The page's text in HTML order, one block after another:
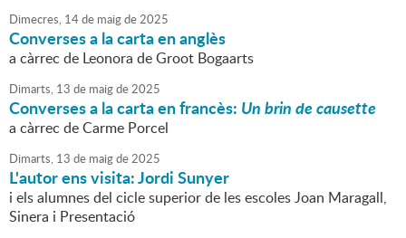
Dimecres, 14de maigde2025
Converses a la carta en anglès
a càrrec de Leonora de Groot Bogaarts
Dimarts, 13 de maigde2025
Converses a la carta en francès: Un brin de causette
a càrrec de Carme Porcel
Dimarts, 13 de maigde2025
L'autor ens visita: Jordi Sunyer
i els alumnes del cicle superior de les escoles Joan Maragall,
Sinera i Presentació